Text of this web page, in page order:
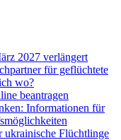
2027 verlängert
für geflüchtete
wo?
beantragen
Informationen für
ukrainische Flüchtlinge